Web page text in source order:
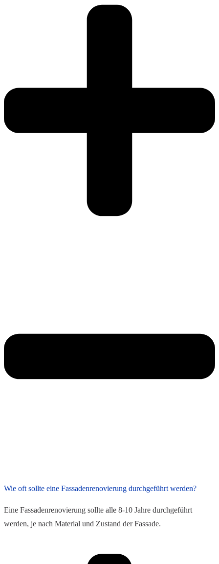
Wie oft sollte eine Fassadenrenovierung durchgeführt werden?
Eine Fassadenrenovierung sollte alle 8-10 Jahre durchgeführt
werden, je nach Material und Zustand der Fassade.